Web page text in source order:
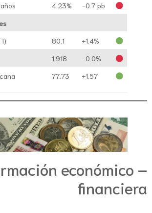
4.23%
-0.7 pb
80.1
+1.4%
1,918
-0.0%
77.73 +1.57
económico –
financiera